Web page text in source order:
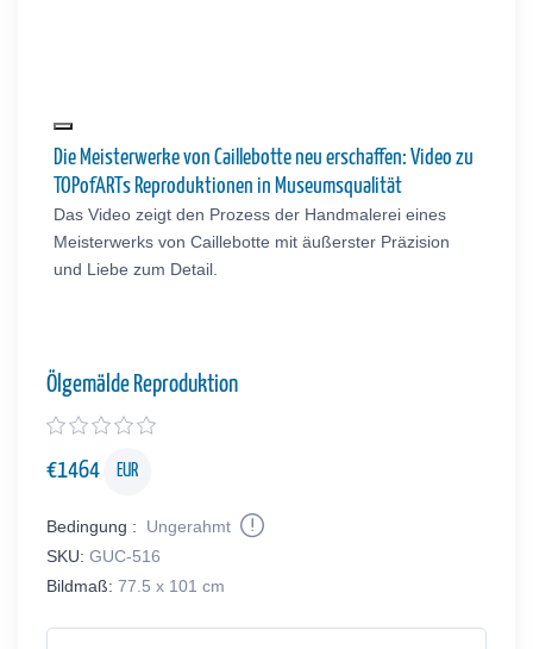
Die Meisterwerke von Caillebotte neu erschaffen: Video zu
TOPofARTs Reproduktionen in Museumsqualität
Das Video zeigt den Prozess der Handmalerei eines
Meisterwerks von Caillebotte mit äußerster Präzision
und Liebe zum Detail.
Ölgemälde Reproduktion
€1464 EUR
Bedingung :
Ungerahmt
SKU: GUC-516
Bildmaß: 77.5 x 101 cm